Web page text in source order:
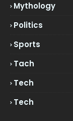
Mythology
Politics
Sports
Tach
Tech
Tech